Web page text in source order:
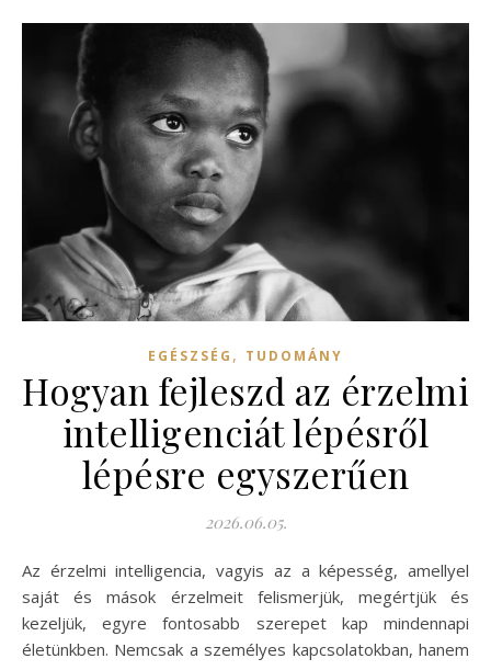
EGÉSZSÉG , TUDOMÁNY
Hogyan fejleszd az érzelmi
intelligenciát lépésről
lépésre egyszerűen
2026.06.05.
Az érzelmi intelligencia, vagyis az a képesség, amellyel
saját és mások érzelmeit felismerjük, megértjük és
kezeljük, egyre fontosabb szerepet kap mindennapi
életünkben. Nemcsak a személyes kapcsolatokban, hanem